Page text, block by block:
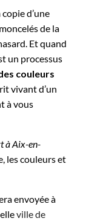
d’une
de la
Et quand
un processus
couleurs
vivant d’un
à vous
àAix-en-
les couleurs et
envoyée à
ville de